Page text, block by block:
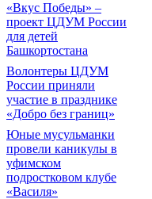
«Вкус Победы» –
проект ЦДУМ России
для детей
Башкортостана
Волонтеры ЦДУМ
России приняли
участие в празднике
«Добро без границ»
Юные мусульманки
провели каникулы в
уфимском
подростковом клубе
«Василя»